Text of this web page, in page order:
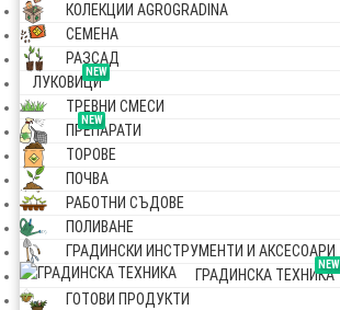
КОЛЕКЦИИ AGROGRADINA
СЕМЕНА
РАЗСАД
NEW
ЛУКОВИЦИ
ТРЕВНИ СМЕСИ
NEW
ПРЕПАРАТИ
ТОРОВЕ
ПОЧВА
РАБОТНИ СЪДОВЕ
ПОЛИВАНЕ
ГРАДИНСКИ ИНСТРУМЕНТИ И АКСЕСОАРИ
NEW
ГРАДИНСКА ТЕХНИКА
ГОТОВИ ПРОДУКТИ